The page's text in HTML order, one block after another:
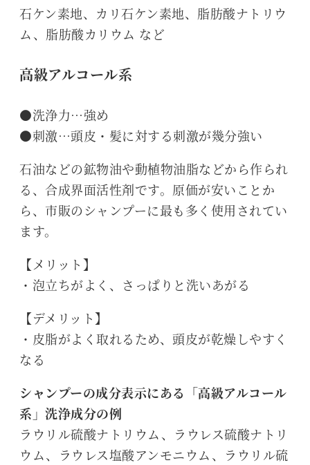
石ケン素地、カリ石ケン素地、脂肪酸ナトリウ
ム、脂肪酸カリウム など
高級アルコール系
●洗浄力…強め
●刺激…頭皮・髪に対する刺激が幾分強い
石油などの鉱物油や動植物油脂などから作られ
る、合成界面活性剤です。原価が安いことか
ら、市販のシャンプーに最も多く使用されてい
ます。
【メリット】
・泡立ちがよく、さっぱりと洗いあがる
【デメリット】
・皮脂がよく取れるため、頭皮が乾燥しやすく
なる
シャンプーの成分表示にある「高級アルコール
系」洗浄成分の例
ラウリル硫酸ナトリウム、ラウレス硫酸ナトリ
ウム、ラウレス塩酸アンモニウム、ラウリル硫